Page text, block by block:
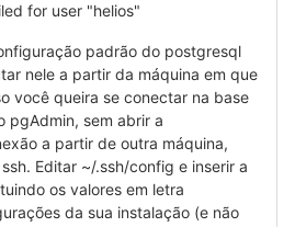
for user "helios"
padrão do postgresql
nele a partir da máquina em que
você queira se conectar na base
pgAdmin, sem abrir a
a partir de outra máquina,
Editar ~/.ssh/config e inserir a
os valores em letra
da sua instalação (e não